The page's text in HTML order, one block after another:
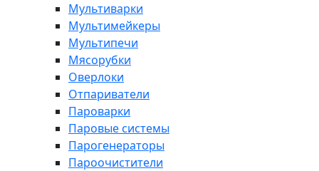
Мультиварки
Мультимейкеры
Мультипечи
Мясорубки
Оверлоки
Отпариватели
Пароварки
Паровые системы
Парогенераторы
Пароочистители